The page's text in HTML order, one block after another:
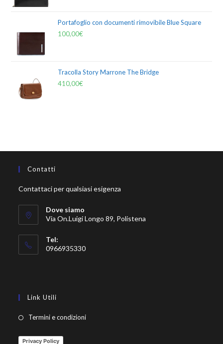
Portafoglio con documenti rimovibile Blue Square
100,00€
Tracolla Story Marrone The Bridge
410,00€
Contatti
Contattaci per qualsiasi esigenza
Dove siamo
Via On.Luigi Longo 89, Polistena
Tel:
0966935330
Link Utili
Termini e condizioni
Privacy Policy